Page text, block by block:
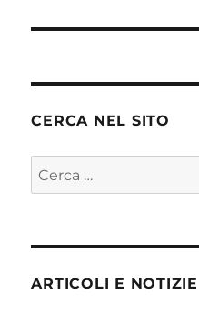
CERCA NEL SITO
Cerca:
ARTICOLI E NOTIZIE